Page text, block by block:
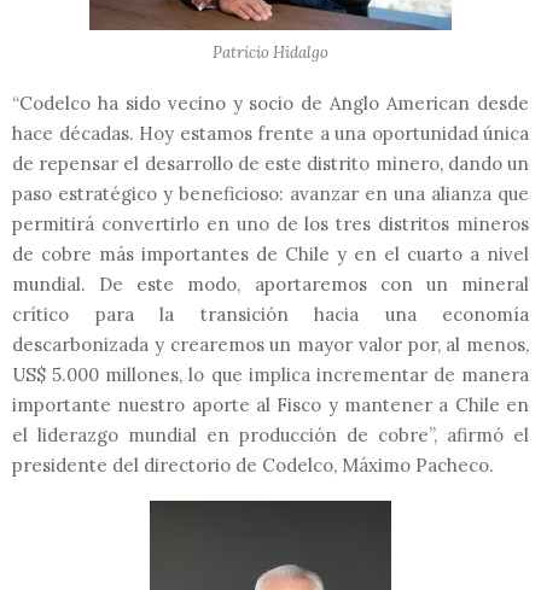
Patricio Hidalgo
“Codelco ha sido vecino y socio de Anglo American desde
hace décadas. Hoy estamos frente a una oportunidad única
de repensar el desarrollo de este distrito minero, dando un
paso estratégico y beneficioso: avanzar en una alianza que
permitirá convertirlo en uno de los tres distritos mineros
de cobre más importantes de Chile y en el cuarto a nivel
mundial. De este modo, aportaremos con un mineral
crítico para la transición hacia una economía
descarbonizada y crearemos un mayor valor por, al menos,
US$ 5.000 millones, lo que implica incrementar de manera
importante nuestro aporte al Fisco y mantener a Chile en
el liderazgo mundial en producción de cobre”, afirmó el
presidente del directorio de Codelco, Máximo Pacheco.